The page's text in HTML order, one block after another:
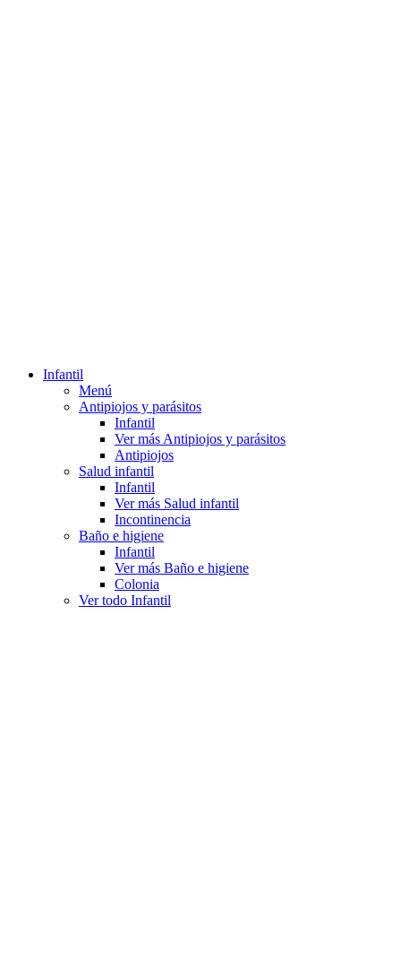
Infantil
Menú
Antipiojos y parásitos
Infantil
Ver más Antipiojos y parásitos
Antipiojos
Salud infantil
Infantil
Ver más Salud infantil
Incontinencia
Baño e higiene
Infantil
Ver más Baño e higiene
Colonia
Ver todo Infantil